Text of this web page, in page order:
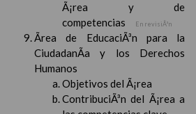
Ã¡rea y de
competencias
En revisiÃ³n
Ãrea de EducaciÃ³n para la
CiudadanÃ­a y los Derechos
Humanos
Objetivos del Ã¡rea
ContribuciÃ³n del Ã¡rea a